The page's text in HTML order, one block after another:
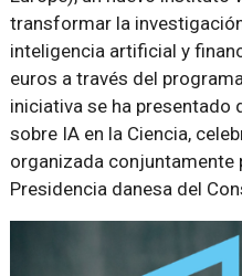
transformar la
inteligencia artificial y
euros a través del
iniciativa se ha presentado
sobre IA en la Ciencia,
organizada conjuntamente
Presidencia danesa del